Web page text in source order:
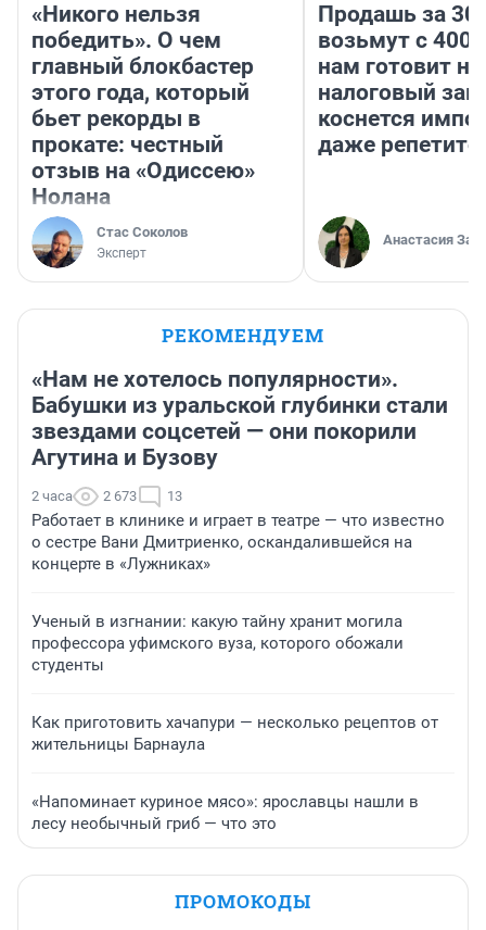
«Никого нельзя
победить». О чем
главный блокбастер
этого года, который
бьет рекорды в
прокате: честный
отзыв на «Одиссею»
Нолана
Стас Соколов
Эксперт
Продашь за
возьмут с
нам готовит
налоговый
коснется
даже
Анастасия
РЕКОМЕНДУЕМ
«Нам не хотелось популярности».
Бабушки из уральской глубинки стали
звездами соцсетей — они покорили
Агутина и Бузову
2 часа 2 673 13
Работает в клинике и играет в театре — что известно
о сестре Вани Дмитриенко, оскандалившейся на
концерте в «Лужниках»
Ученый в изгнании: какую тайну хранит могила
профессора уфимского вуза, которого обожали
студенты
Как приготовить хачапури — несколько рецептов от
жительницы Барнаула
«Напоминает куриное мясо»: ярославцы нашли в
лесу необычный гриб — что это
ПРОМОКОДЫ